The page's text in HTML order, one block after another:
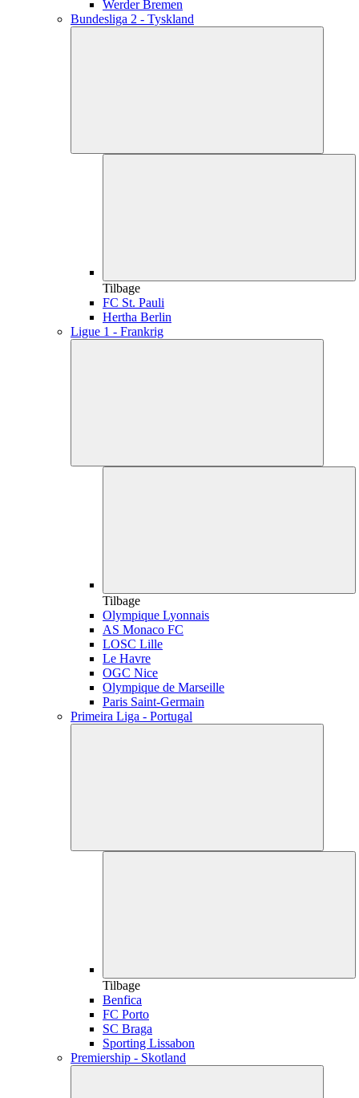
Werder Bremen
Bundesliga 2 - Tyskland
Tilbage
FC St. Pauli
Hertha Berlin
Ligue 1 - Frankrig
Tilbage
Olympique Lyonnais
AS Monaco FC
LOSC Lille
Le Havre
OGC Nice
Olympique de Marseille
Paris Saint-Germain
Primeira Liga - Portugal
Tilbage
Benfica
FC Porto
SC Braga
Sporting Lissabon
Premiership - Skotland